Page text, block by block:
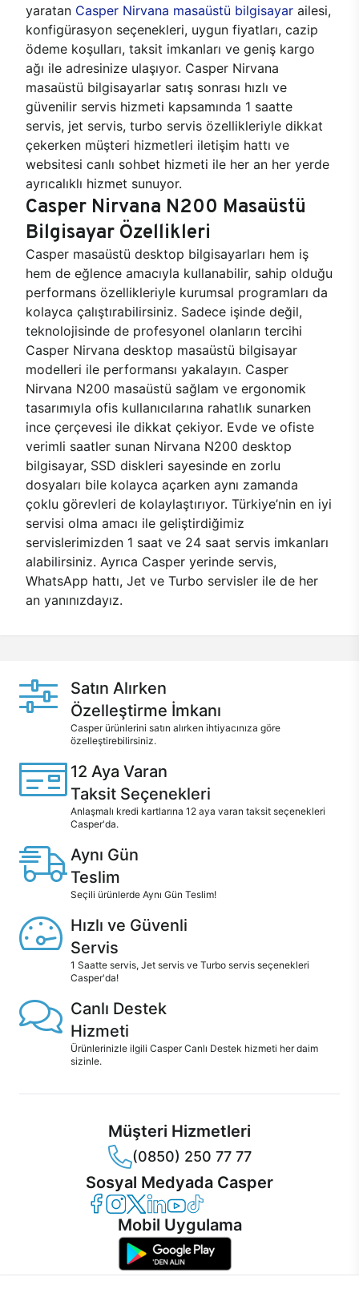
yaratan Casper Nirvana masaüstü bilgisayar ailesi,
konfigürasyon seçenekleri, uygun fiyatları, cazip
ödeme koşulları, taksit imkanları ve geniş kargo
ağı ile adresinize ulaşıyor. Casper Nirvana
masaüstü bilgisayarlar satış sonrası hızlı ve
güvenilir servis hizmeti kapsamında 1 saatte
servis, jet servis, turbo servis özellikleriyle dikkat
çekerken müşteri hizmetleri iletişim hattı ve
websitesi canlı sohbet hizmeti ile her an her yerde
ayrıcalıklı hizmet sunuyor.
Casper Nirvana N200 Masaüstü
Bilgisayar Özellikleri
Casper masaüstü desktop bilgisayarları hem iş
hem de eğlence amacıyla kullanabilir, sahip olduğu
performans özellikleriyle kurumsal programları da
kolayca çalıştırabilirsiniz. Sadece işinde değil,
teknolojisinde de profesyonel olanların tercihi
Casper Nirvana desktop masaüstü bilgisayar
modelleri ile performansı yakalayın. Casper
Nirvana N200 masaüstü sağlam ve ergonomik
tasarımıyla ofis kullanıcılarına rahatlık sunarken
ince çerçevesi ile dikkat çekiyor. Evde ve ofiste
verimli saatler sunan Nirvana N200 desktop
bilgisayar, SSD diskleri sayesinde en zorlu
dosyaları bile kolayca açarken aynı zamanda
çoklu görevleri de kolaylaştırıyor. Türkiye’nin en iyi
servisi olma amacı ile geliştirdiğimiz
servislerimizden 1 saat ve 24 saat servis imkanları
alabilirsiniz. Ayrıca Casper yerinde servis,
WhatsApp hattı, Jet ve Turbo servisler ile de her
an yanınızdayız.
Satın Alırken
Özelleştirme İmkanı
Casper ürünlerini satın alırken ihtiyacınıza göre
özelleştirebilirsiniz.
12 Aya Varan
Taksit Seçenekleri
Anlaşmalı kredi kartlarına 12 aya varan taksit seçenekleri
Casper'da.
Aynı Gün
Teslim
Seçili ürünlerde Aynı Gün Teslim!
Hızlı ve Güvenli
Servis
1 Saatte servis, Jet servis ve Turbo servis seçenekleri
Casper'da!
Canlı Destek
Hizmeti
Ürünlerinizle ilgili Casper Canlı Destek hizmeti her daim
sizinle.
Müşteri Hizmetleri
(0850) 250 77 77
Sosyal Medyada Casper
Casper Facebook
Casper Instagram
Casper Twitter
Casper LinkedIn
Casper YouTube
Casper TikTok
Mobil Uygulama